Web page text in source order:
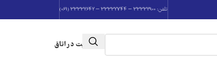
تلفن: 33332900 – 33332744 – 33332642 (061)
عضویت در اتاق